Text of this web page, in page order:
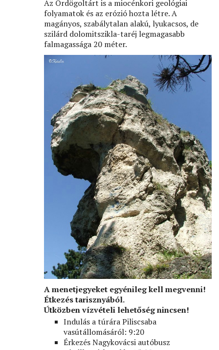
Az Ördögoltárt is a miocénkori geológiai
folyamatok és az erózió hozta létre. A
magányos, szabálytalan alakú, lyukacsos, de
szilárd dolomitszikla-taréj legmagasabb
falmagassága 20 méter.
A menetjegyeket egyénileg kell megvenni!
Étkezés tarisznyából.
Útközben vízvételi lehetőség nincsen!
Indulás a túrára Piliscsaba
vasútállomásáról: 9:20
Érkezés Nagykovácsi autóbusz